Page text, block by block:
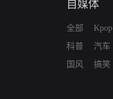
自媒体
全部
科普
国风
Kpop
汽车
搞笑